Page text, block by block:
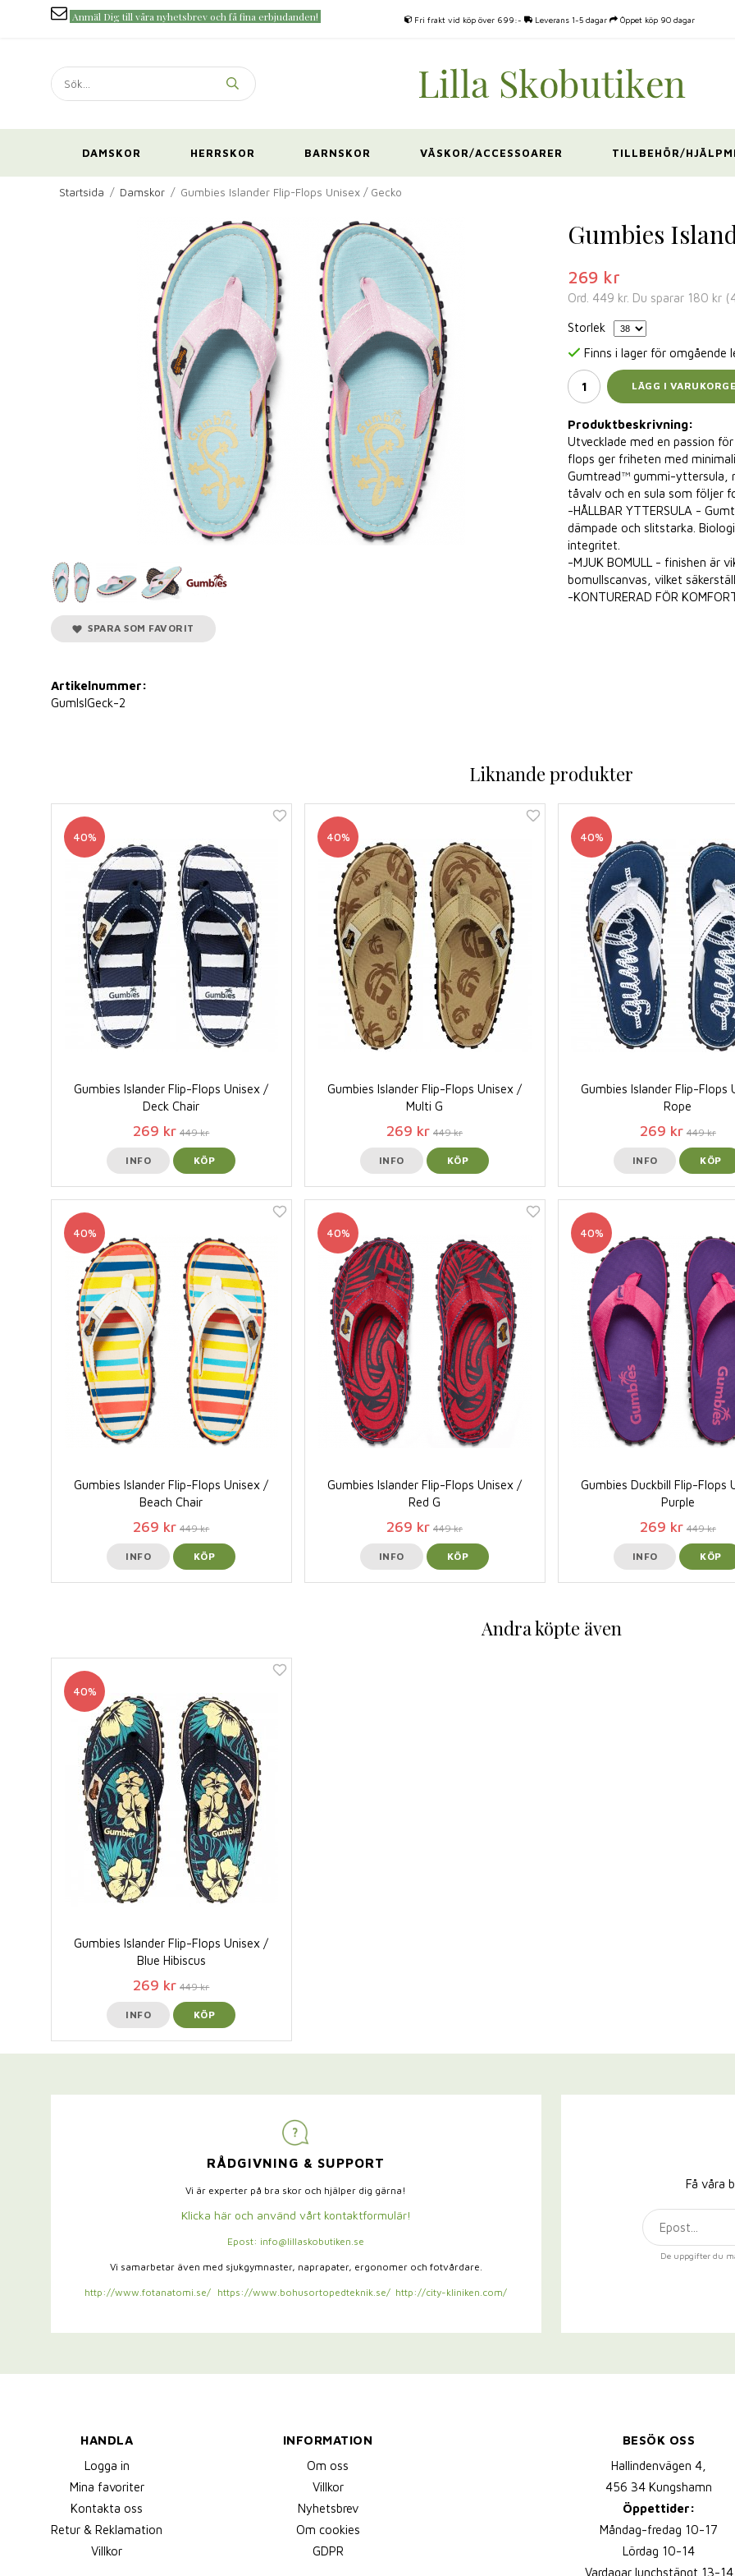
Anmäl Dig till våra nyhetsbrev och få fina erbjudanden! Fri frakt vid köp över 699:- Leverans 1-5 dagar Öppet köp 90 dagar
DAMSKOR HERRSKOR BARNSKOR VÄSKOR/ACCESSOARER TILLBEHÖR/
Startsida / Damskor / Gumbies Islander Flip-Flops Unisex / Gecko
Gumbies
269 kr
Ord. 449 kr. Du sparar 180 kr (
Storlek
Finns i lager för omgående
LÄGG I
Produktbeskrivning:
Utvecklade med en passion
flops ger friheten med
Gumtread™ gummi-yttersula,
tåvalv och en sula som följer
-HÅLLBAR YTTERSULA -
dämpade och slitstarka.
integritet.
-MJUK BOMULL - finishen är
bomullscanvas, vilket
-KONTURERAD FÖR
SPARA SOM FAVORIT
Artikelnummer:
GumIslGeck-2
Liknande produkter
40%
Gumbies Islander Flip-Flops Unisex /
Deck Chair
269 kr 449 kr
INFO KÖP
40%
Gumbies Islander Flip-Flops Unisex /
Multi G
269 kr 449 kr
INFO KÖP
40%
Gumbies Islander Flip-Flops
Rope
269 kr 449 kr
INFO KÖP
40%
Gumbies Islander Flip-Flops Unisex /
Beach Chair
269 kr 449 kr
INFO KÖP
40%
Gumbies Islander Flip-Flops Unisex /
Red G
269 kr 449 kr
INFO KÖP
40%
Gumbies Duckbill Flip-Flops
Purple
269 kr 449 kr
INFO KÖP
Andra köpte även
40%
Gumbies Islander Flip-Flops Unisex /
Blue Hibiscus
269 kr 449 kr
INFO KÖP
RÅDGIVNING & SUPPORT
Vi är experter på bra skor och hjälper dig gärna!
Klicka här och använd vårt kontaktformulär!
Epost: info@lillaskobutiken.se
Vi samarbetar även med sjukgymnaster, naprapater, ergonomer och fotvårdare.
http://www.fotanatomi.se/ https://www.bohusortopedteknik.se/ http://city-kliniken.com/
Få våra
De uppgifter du
HANDLA
Logga in
Mina favoriter
Kontakta oss
Retur & Reklamation
Villkor
INFORMATION
Om oss
Villkor
Nyhetsbrev
Om cookies
GDPR
BESÖK OSS
Hallindenvägen 4,
456 34 Kungshamn
Öppettider:
Måndag-fredag 10-17
Lördag 10-14
Vardagar lunchstängt 13-14